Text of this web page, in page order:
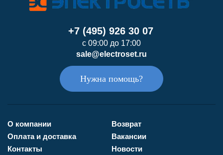
+7 (495) 926 30 07
с 09:00 до 17:00
sale@electroset.ru
Нужна помощь?
О компании
Оплата и доставка
Контакты
Возврат
Вакансии
Новости